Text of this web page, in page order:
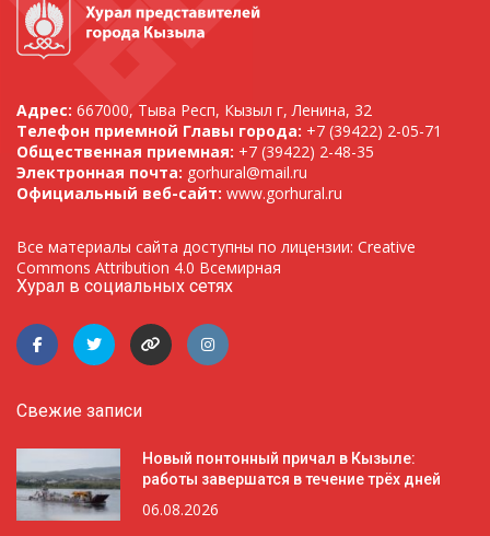
Адрес: 667000, Тыва Респ, Кызыл г, Ленина, 32
Телефон приемной Главы города: +7 (39422) 2-05-71
Общественная приемная: +7 (39422) 2-48-35
Электронная почта: gorhural@mail.ru
Официальный веб-сайт: www.gorhural.ru
Все материалы сайта доступны по лицензии: Creative
Commons Attribution 4.0 Всемирная
Хурал в социальных сетях
Свежие записи
Новый понтонный причал в Кызыле:
работы завершатся в течение трёх дней
06.08.2026